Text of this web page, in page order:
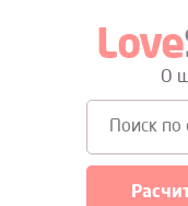
Love
О